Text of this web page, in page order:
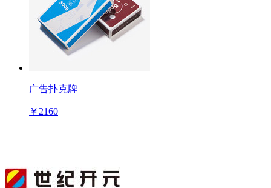
广告扑克牌
￥2160